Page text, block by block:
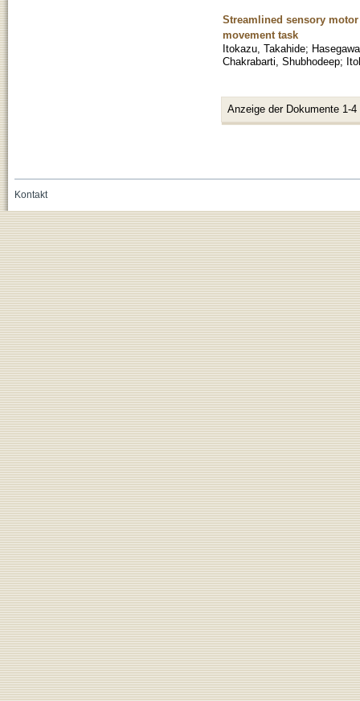
Streamlined sensory
movement task
Itokazu, Takahide;
Chakrabarti, Shubhodeep;
Anzeige der Dokumente 1-4
Kontakt